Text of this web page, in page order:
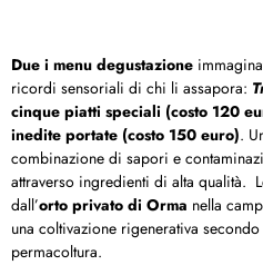
Due i menu degustazione
ricordi sensoriali di chi li assapora:
cinque piatti speciali (costo 120
inedite portate (costo 150 euro).
combinazione di sapori e
attraverso ingredienti di alta qualità.
dall’orto privato di Orma nella
una coltivazione rigenerativa
permacoltura.